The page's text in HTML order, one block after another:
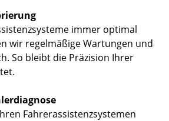
immer optimal
wir regelmäßige Wartungen und
So bleibt die Präzision Ihrer
Fahrerassistenzsystemen